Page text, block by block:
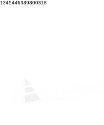
1345446389800318